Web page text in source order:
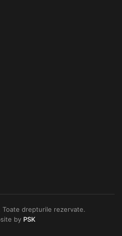
drepturile rezervate.
by PSK